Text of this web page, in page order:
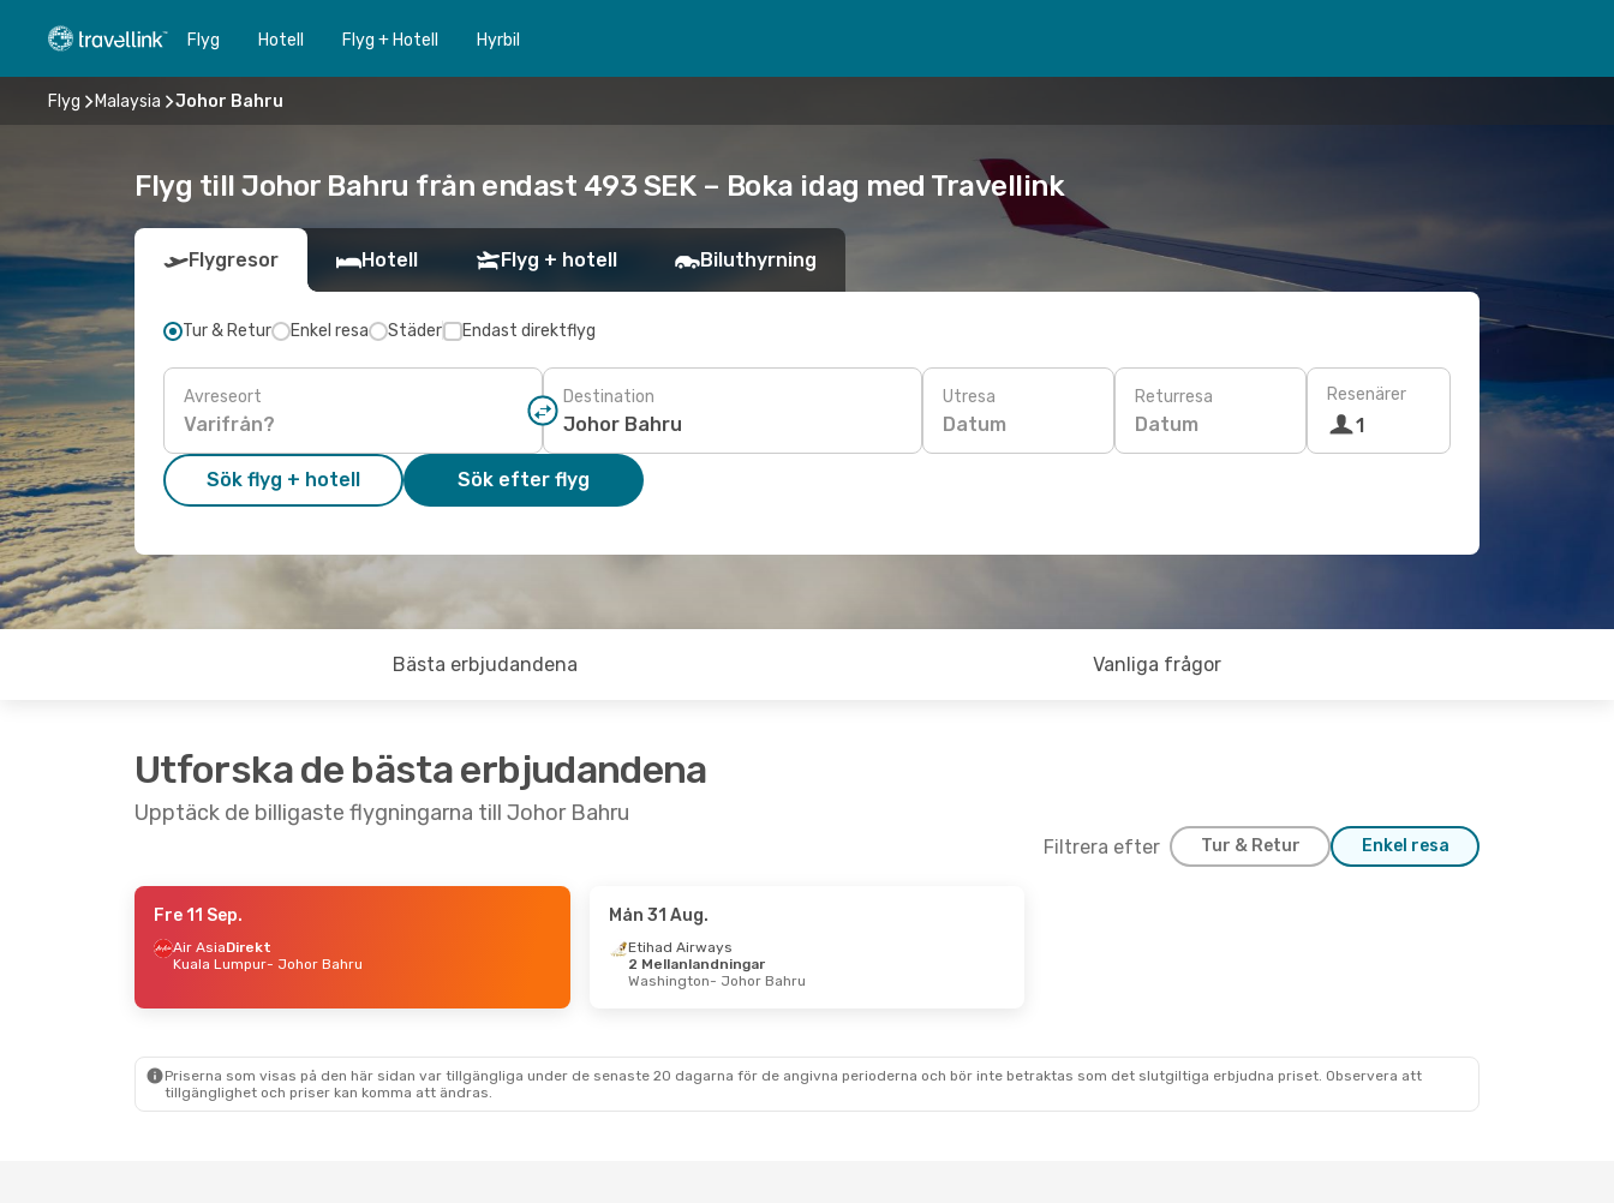
Flyg Hotell Flyg + Hotell Hyrbil
Flyg Malaysia Johor Bahru
Flyg till Johor Bahru från endast 493 SEK – Boka idag med Travellink
Flygresor Hotell Flyg + hotell Biluthyrning
Tur & Retur Enkel resa Städer Endast direktflyg
Avreseort Destination Utresa
Datum
Returresa
Datum
Resenärer
1
Sök flyg + hotell Sök efter flyg
Bästa erbjudandena Vanliga frågor
Utforska de bästa erbjudandena
Upptäck de billigaste flygningarna till Johor Bahru
Filtrera efter Tur & Retur Enkel resa
- Lör 5 Sep.
1 Mellanlandning
1 Mellanlandning
- Johor Bahru
Fre 11 Sep.
Air AsiaDirekt
Kuala Lumpur- Johor Bahru
Mån 31 Aug.
Etihad Airways
2 Mellanlandningar
Washington- Johor Bahru
Priserna som visas på den här sidan var tillgängliga under de senaste 20 dagarna för de angivna perioderna och bör inte betraktas som det slutgiltiga erbjudna priset. Observera att
tillgänglighet och priser kan komma att ändras.